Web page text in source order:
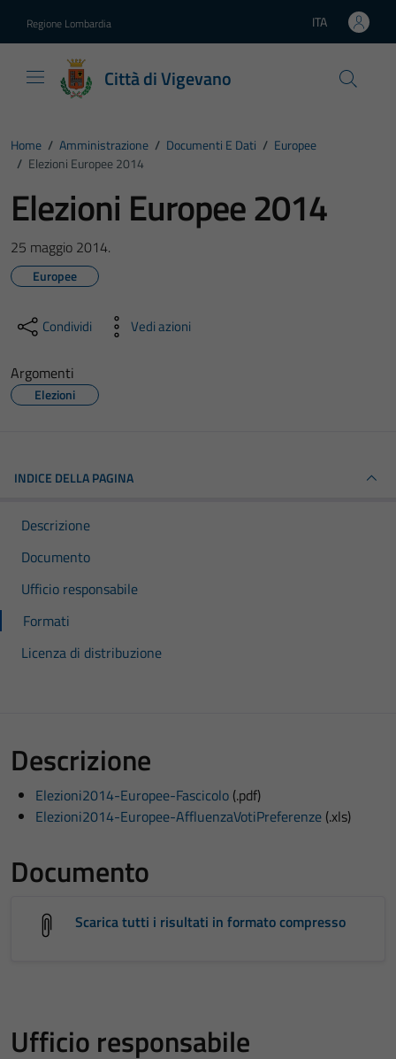
Regione Lombardia Lingua attiva:
ITA
Città di Vigevano
Home / Amministrazione / Documenti E Dati / Europee
/ Elezioni Europee 2014
Elezioni Europee 2014
25 maggio 2014.
Europee
Condividi Vedi azioni
Argomenti
Elezioni
INDICE DELLA PAGINA
Descrizione
Documento
Ufficio responsabile
Formati
Licenza di distribuzione
Descrizione
Elezioni2014-Europee-Fascicolo (.pdf)
Elezioni2014-Europee-AffluenzaVotiPreferenze (.xls)
Documento
Scarica tutti i risultati in formato compresso
Ufficio responsabile